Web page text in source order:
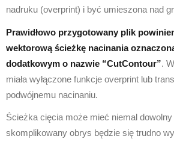
nadruku (overprint) i być umieszona nad
Prawidłowo przygotowany plik
wektorową ścieżkę nacinania
dodatkowym o nazwie “CutContour”.
miała wyłączone funkcje overprint lub
podwójnemu nacinaniu.
Ścieżka cięcia może mieć niemal dowolny
skomplikowany obrys będzie się trudno